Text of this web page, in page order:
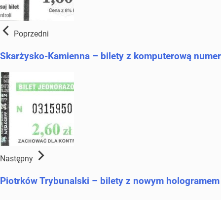
Poprzedni
Skarżysko-Kamienna – bilety z komputerową
Następny
Piotrków Trybunalski – bilety z nowym hologramem